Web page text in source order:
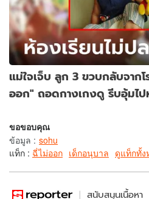
แม่ใจเจ็บ ลูก 3 ขวบกลับจาก
ออก" ถอดกางเกงดู รีบอุ้มไป
ขอขอบคุณ
ข้อมูล : sohu
แท็ก : ฉี่ไม่ออก เด็กอนุบาล ดูแท็กทั้ง
สนับสนุนเนื้อหา